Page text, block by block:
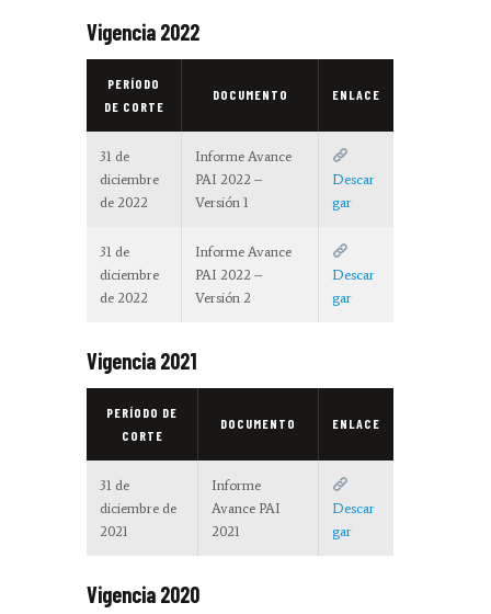
Vigencia 2022
PERÍODO
DE CORTE
DOCUMENTO ENLACE
31 de
diciembre
de 2022
Informe Avance
PAI 2022 –
Versión 1
Descar
gar
31 de
diciembre
de 2022
Informe Avance
PAI 2022 –
Versión 2
Descar
gar
Vigencia 2021
PERÍODO DE
CORTE
DOCUMENTO ENLACE
31 de
diciembre de
2021
Informe
Avance PAI
2021
Descar
gar
Vigencia 2020